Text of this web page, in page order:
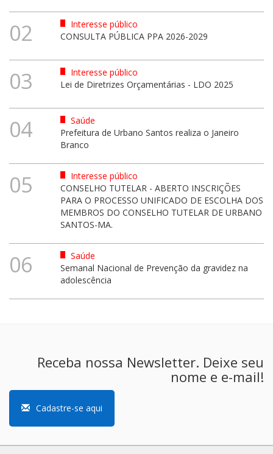
02
Interesse público
CONSULTA PÚBLICA PPA 2026-2029
03
Interesse público
Lei de Diretrizes Orçamentárias - LDO 2025
04
Saúde
Prefeitura de Urbano Santos realiza o Janeiro
Branco
05
Interesse público
CONSELHO TUTELAR - ABERTO INSCRIÇÕES
PARA O PROCESSO UNIFICADO DE ESCOLHA DOS
MEMBROS DO CONSELHO TUTELAR DE URBANO
SANTOS-MA.
06
Saúde
Semanal Nacional de Prevenção da gravidez na
adolescência
Receba nossa Newsletter. Deixe seu
nome e e-mail!
Cadastre-se aqui